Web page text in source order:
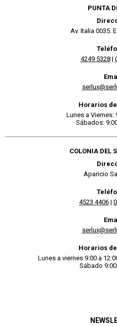
PUNTA
Av. Italia 0035.
4249 5328|
Horarios
Lunes a Viernes:
Sábados:
COLONIA DEL
Aparicio
4523 4406|
Horarios
Lunes a viernes 9:00 a
Sábado